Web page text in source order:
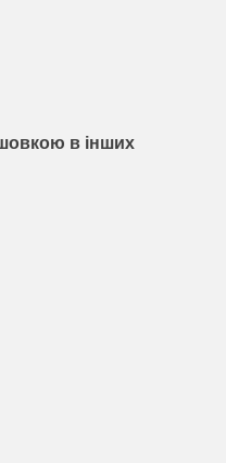
в інших